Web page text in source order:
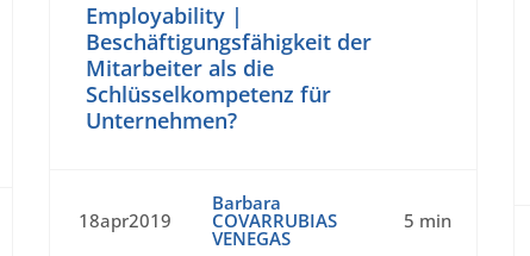
Employability |
Beschäftigungsfähigkeit der
Mitarbeiter als die
Schlüsselkompetenz für
Unternehmen?
18apr2019
Barbara
COVARRUBIAS
VENEGAS
5 min